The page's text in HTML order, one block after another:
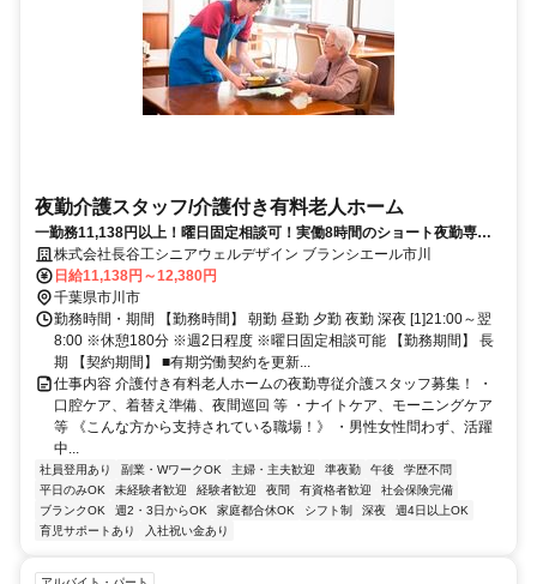
夜勤介護スタッフ/介護付き有料老人ホーム
一勤務11,138円以上！曜日固定相談可！実働8時間のショート夜勤専
従！株式会社長谷工シニアウェルデザイン ブランシエール市川
日給11,138円～12,380円
千葉県市川市
勤務時間・期間 【勤務時間】 朝勤 昼勤 夕勤 夜勤 深夜 [1]21:00～翌
8:00 ※休憩180分 ※週2日程度 ※曜日固定相談可能 【勤務期間】 長
期 【契約期間】 ■有期労働契約を更新...
仕事内容 介護付き有料老人ホームの夜勤専従介護スタッフ募集！ ・
口腔ケア、着替え準備、夜間巡回 等 ・ナイトケア、モーニングケア
等 《こんな方から支持されている職場！》 ・男性女性問わず、活躍
中...
社員登用あり 副業・WワークOK 主婦・主夫歓迎 準夜勤 午後
学歴不問
平日のみOK
未経験者歓迎 経験者歓迎 夜間 有資格者歓迎
社会保険完備
ブランクOK
週2・3日からOK 家庭都合休OK シフト制 深夜
週4日以上OK
育児サポートあり
入社祝い金あり